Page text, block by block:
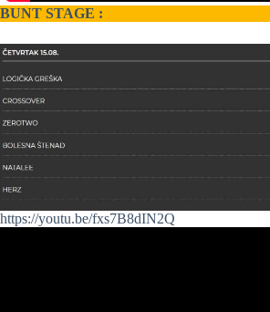
BUNT STAGE :
https://youtu.be/fxs7B8dIN2Q